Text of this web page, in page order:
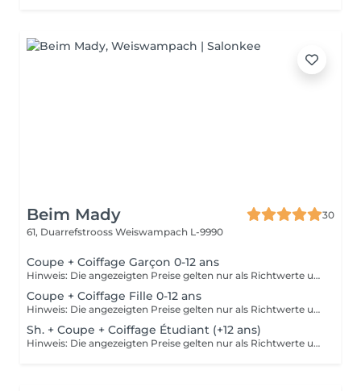
Beim Mady
30
61, Duarrefstrooss Weiswampach L-9990
Coupe + Coiffage Garçon 0-12 ans
Hinweis: Die angezeigten Preise gelten nur als Richtwerte und können sich je nach Art, Dauer und Komplexität der Dienstleistung, welche Ihnen vor Ort angeboten wird, ändern.
Coupe + Coiffage Fille 0-12 ans
Hinweis: Die angezeigten Preise gelten nur als Richtwerte und können sich je nach Art, Dauer und Komplexität der Dienstleistung, welche Ihnen vor Ort angeboten wird, ändern.
Sh. + Coupe + Coiffage Étudiant (+12 ans)
Hinweis: Die angezeigten Preise gelten nur als Richtwerte und können sich je nach Art, Dauer und Komplexität der Dienstleistung, welche Ihnen vor Ort angeboten wird, ändern.